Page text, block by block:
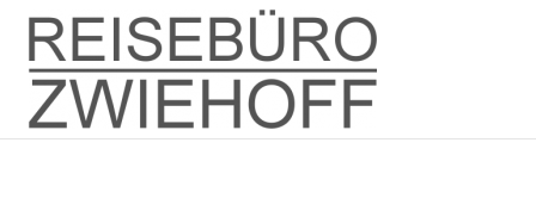
Zum
Inhalt
springen